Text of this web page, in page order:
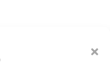
Naviglio (MI)